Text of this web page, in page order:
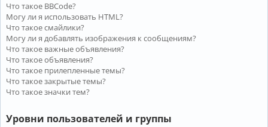
Что такое BBCode?
Могу ли я использовать HTML?
Что такое смайлики?
Могу ли я добавлять изображения к сообщениям?
Что такое важные объявления?
Что такое объявления?
Что такое прилепленные темы?
Что такое закрытые темы?
Что такое значки тем?
Уровни пользователей и группы